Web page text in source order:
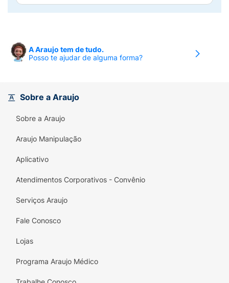
A Araujo tem de tudo.
Posso te ajudar de alguma forma?
Sobre a Araujo
Sobre a Araujo
Araujo Manipulação
Aplicativo
Atendimentos Corporativos - Convênio
Serviços Araujo
Fale Conosco
Lojas
Programa Araujo Médico